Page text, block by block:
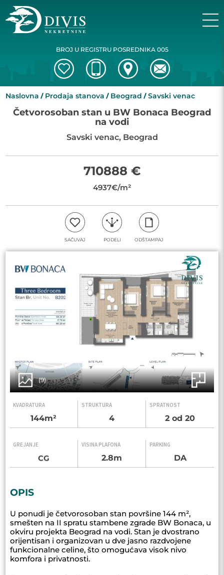
BROJ U REGISTRU POSREDNIKA 005
Naslovna Prodaja stanova Beograd Savski venac
Četvorosoban stan u BW Bonaca Beograd
na vodi
Savski venac, Beograd
710888 €
4937€/m²
SAČUVAJ PODELI ODŠTAMPAJ
(9)
KVADRATURA
144m²
STRUKTURA
4
SPRATNOST
2 od 20
GREJANJE
CG
VISINA PLAFONA
2.8m
PARKING
DA
OPIS
U ponudi je četvorosoban stan površine 144 m²,
smešten na II spratu stambene zgrade BW Bonaca, u
okviru projekta Beograd na vodi. Stan je dvostrano
orijentisan i organizovan u dve jasno razdvojene
funkcionalne celine, što omogućava visok nivo
komfora i privatnosti.